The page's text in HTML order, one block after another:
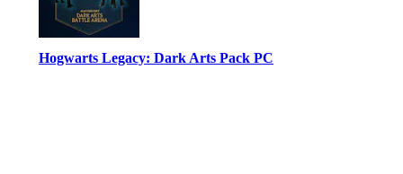
Hogwarts Legacy: Dark Arts Pack PC